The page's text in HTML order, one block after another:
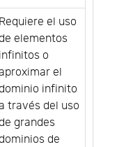
Requiere el uso
elementos
infinitos o
el
infinito
través del uso
grandes
de